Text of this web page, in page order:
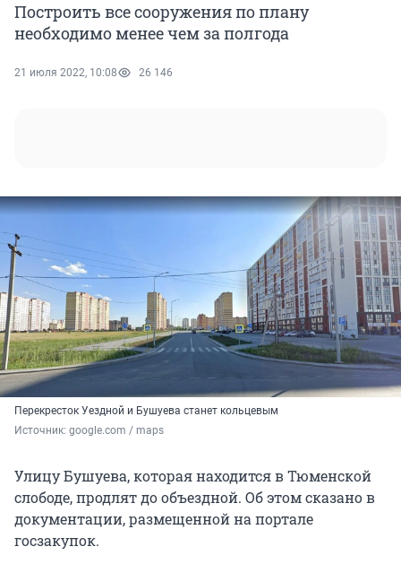
Построить все сооружения по плану
необходимо менее чем за полгода
21 июля 2022, 10:08 26 146
Перекресток Уездной и Бушуева станет кольцевым
Источник: google.com / maps
Улицу Бушуева, которая находится в Тюменской
слободе, продлят до объездной. Об этом сказано в
документации, размещенной на портале
госзакупок.